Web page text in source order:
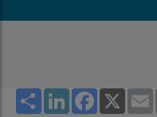
Share LinkedInFacebook
X